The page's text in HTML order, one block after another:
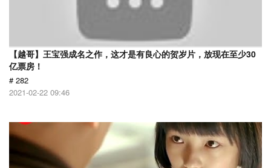
【越哥】王宝强成名之作，这才是有良心的贺岁片，放现在至少30
亿票房！
# 282
2021-02-22 09:46